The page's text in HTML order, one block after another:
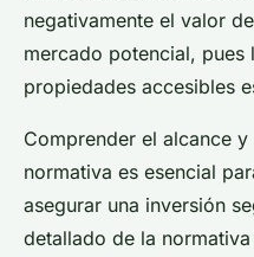
negativamente el valor
mercado potencial, pues
propiedades accesibles
Comprender el alcance
normativa es esencial
asegurar una inversión
detallado de la